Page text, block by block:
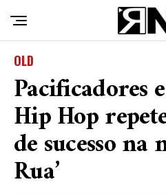
OLD
Pacificadores
Hip Hop
de sucesso na
Rua’